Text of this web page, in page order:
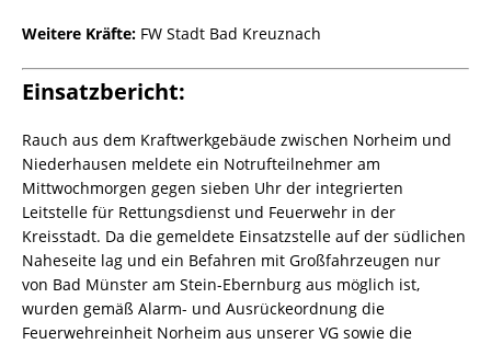
Weitere Kräfte: FW Stadt Bad Kreuznach
Einsatzbericht:
Rauch aus dem Kraftwerkgebäude zwischen Norheim und
Niederhausen meldete ein Notrufteilnehmer am
Mittwochmorgen gegen sieben Uhr der integrierten
Leitstelle für Rettungsdienst und Feuerwehr in der
Kreisstadt. Da die gemeldete Einsatzstelle auf der südlichen
Naheseite lag und ein Befahren mit Großfahrzeugen nur
von Bad Münster am Stein-Ebernburg aus möglich ist,
wurden gemäß Alarm- und Ausrückeordnung die
Feuerwehreinheit Norheim aus unserer VG sowie die